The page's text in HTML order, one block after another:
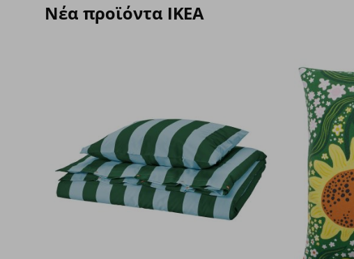
Νέα προϊόντα IKEA